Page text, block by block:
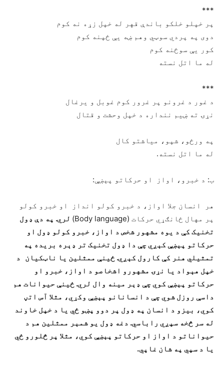
***
ﭘﺮ ﺧﭙﻠﻮ ﺧﻠﮑﻮ ﺑﺎﻧﺪﯤ ﻗﻬﺮ ﻟﻪ ﺧﭙﻞ ﺯړﻩ ﻧﻪ کوم
دوی په پردي سوټي وهم ښه يې ځپنه کوم
ﮐﻮﺭ ﯾﯥ ﺳﻮځنه ﮐﻮﻡ
ﻟﻪ ﻣﺎ ﺍﺗﻞ ﻧﺴﺘﻪ
***
ﺩ ﻏﻮﺭ ﺩ ﻏﺮﻭﻧﻮ ﭘﺮ ﻏﺮﻭﺭ ﮐﻮﻡ ﻏﻮﺑﻞ ﻭ ﯾﺮﻏﺎﻝ
ﻧړۍ ﺗﻪ ښيم ﻧﻨﺪﺍﺭﻩ ﺩ ﺧﭙﻞ ﻭﺣﺸﺖ ﻭ ﻗﺘﺎﻝ
په ورځو، شپو، مياشتو کال
ﻟﻪ ﻣﺎ ﺍﺗﻞ ﻧﺴﺘﻪ.
ب: د خبرو، اواز او حرکاتو پېښې:
هر انسان جلا اواز، د خبرو کولو انداز او خبرو کولو
پر مهال ځانګړي حرکات (Body language)
لري. په دې ډول
تخنيک کې د يوه مشهور شخص د اواز، خبرو کولو ډول او
حرکاتو پېښې کېږي چې دا ډول تخنيک تر ډېره بريده په
تمثيلي هنر کې کارول کېږي. ځينې ممثلين يا ناټکيان د
خپل هېواد يا نړۍ مشهورو اشخاصو د اواز، خبرو او
حرکاتو پېښې کوي چې ډېر مينه وال لري. ځينې حيوانات هم
داسې روزل شوي چې د انسانانو پېښې وکړي، مثلا آس اتڼ
کوي، بيزو د انسان په ډول پر دوو پښو ځي يا د خپل خاوند
له سر څخه سپږي راباسي. دغه ډول يو شمېر ممثلين هم د
حيواناتو د اواز او حرکاتو پېښې کوي، مثلا پر څلورو ځي
يا د سپي په شان غاپي.